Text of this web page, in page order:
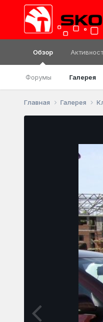
Обзор
Форумы Галерея
Главная Галерея